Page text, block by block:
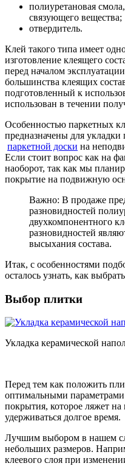
полиуретановая
связующего вещества;
отвердитель.
Клей такого типа имеет
изготовление клеящего
перед началом
большинства клеящих
подготовленный к
использован в течении
Особенностью паркетных
предназначены для
паркетной доски на
Если стоит вопрос как на
наоборот, так как мы
покрытие на подвижную
Важно: В продаже
разновидностей
двухкомпонентного
разновидностей
высыхания состава.
Итак, с особенностями
осталось узнать, как
Выбор плитки
Укладка керамической
Перед тем как положить
оптимальными
покрытия, которое ляжет
удерживаться долгое время.
Лучшим выбором в нашем
небольших размеров.
клеевого слоя при